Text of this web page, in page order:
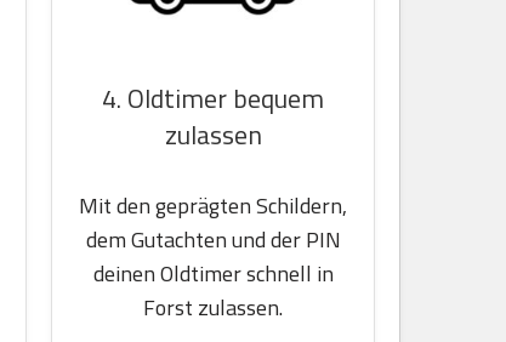
4. Oldtimer bequem
zulassen
Mit den geprägten Schildern,
dem Gutachten und der PIN
deinen Oldtimer schnell in
Forst zulassen.